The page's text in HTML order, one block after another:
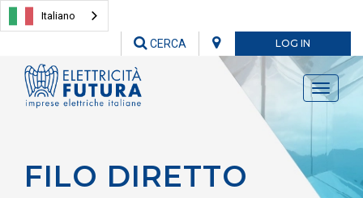
Italiano
LOG IN
CERCA
Toggle
FILO DIRETTO